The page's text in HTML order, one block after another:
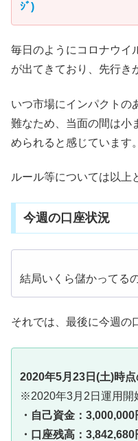
ｼﾞ)
毎日のようにコロナウイ
が出てきており、先行き
いつ市場にインパクトの
難なため、当面の間は小
められると感じています。
ルール等については以上
今週の口座状況
結局いくら儲かってる
それでは、最後に今週の
2020年5月23日(土)時
※2020年3月2日運用開
・自己資金：3,000,000
・口座残高：3,842,680